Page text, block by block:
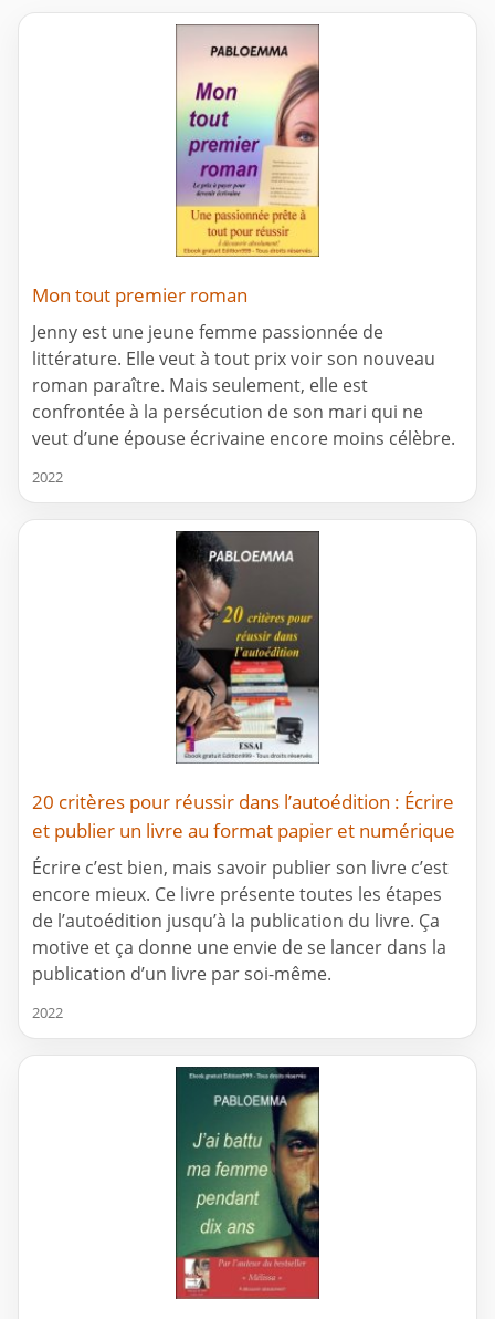
Mon tout premier roman
Jenny est une jeune femme passionnée de
littérature. Elle veut à tout prix voir son nouveau
roman paraître. Mais seulement, elle est
confrontée à la persécution de son mari qui ne
veut d’une épouse écrivaine encore moins célèbre.
2022
20 critères pour réussir dans l’autoédition : Écrire
et publier un livre au format papier et numérique
Écrire c’est bien, mais savoir publier son livre c’est
encore mieux. Ce livre présente toutes les étapes
de l’autoédition jusqu’à la publication du livre. Ça
motive et ça donne une envie de se lancer dans la
publication d’un livre par soi-même.
2022